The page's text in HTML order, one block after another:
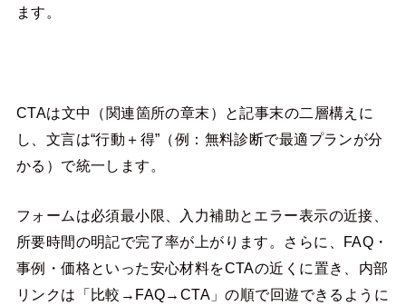
ます。
CTAは文中（関連箇所の章末）と記事末の二層構えに
し、文言は“行動＋得”（例：無料診断で最適プランが分
かる）で統一します。
フォームは必須最小限、入力補助とエラー表示の近接、
所要時間の明記で完了率が上がります。さらに、FAQ・
事例・価格といった安心材料をCTAの近くに置き、内部
リンクは「比較→FAQ→CTA」の順で回遊できるように